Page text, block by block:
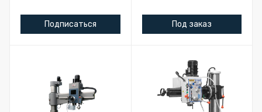
Подписаться Под заказ